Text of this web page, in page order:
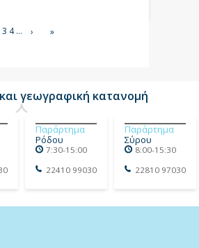
Σελίδα
3 Σελίδα
4 …
Next
›
Last
»
γεωγραφική κατανομή
Παράρτημα
Ρόδου
7:30-15:00
22410 99030
Παράρτημα
Σύρου
8:00-15:30
22810 97030